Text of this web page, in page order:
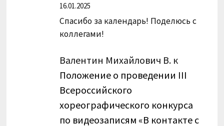
16.01.2025
Спасибо за календарь! Поделюсь с
коллегами!
Валентин Михайлович В. к
Положение о проведении III
Всероссийского
хореографического конкурса
по видеозаписям «В контакте с